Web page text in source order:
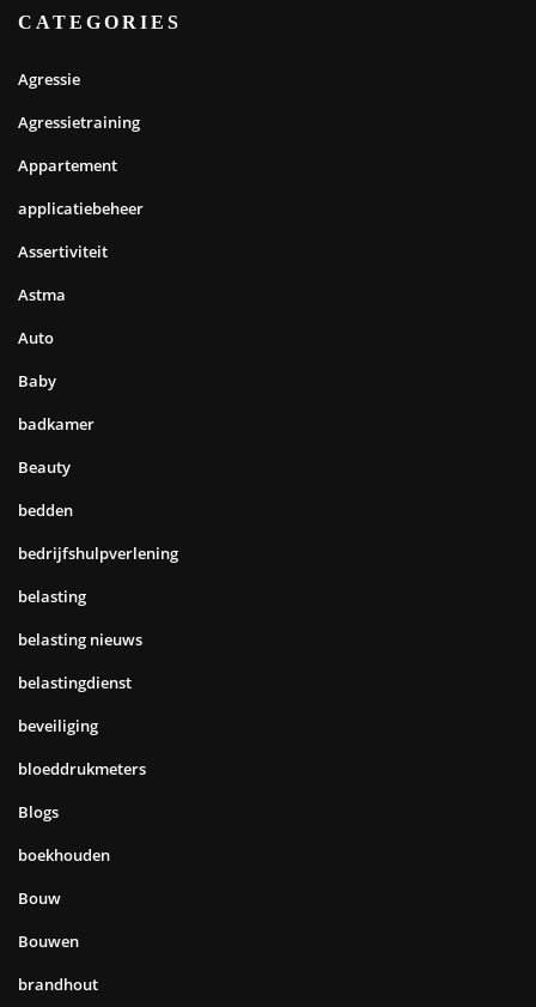
CATEGORIES
Agressie
Agressietraining
Appartement
applicatiebeheer
Assertiviteit
Astma
Auto
Baby
badkamer
Beauty
bedden
bedrijfshulpverlening
belasting
belasting nieuws
belastingdienst
beveiliging
bloeddrukmeters
Blogs
boekhouden
Bouw
Bouwen
brandhout